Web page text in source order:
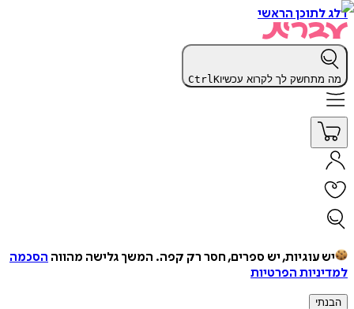
דלג לתוכן הראשי
מה מתחשק לך לקרוא עכשיו CtrlK
יש עוגיות, יש ספרים, חסר רק קפה. המשך גלישה מהווה הסכמה
למדיניות הפרטיות
הבנתי